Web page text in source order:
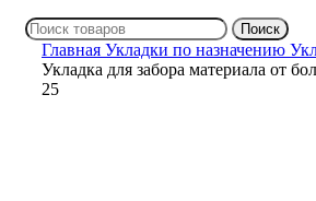
Поиск
Главная Укладки по назначению
Укладка для забора материала от
25